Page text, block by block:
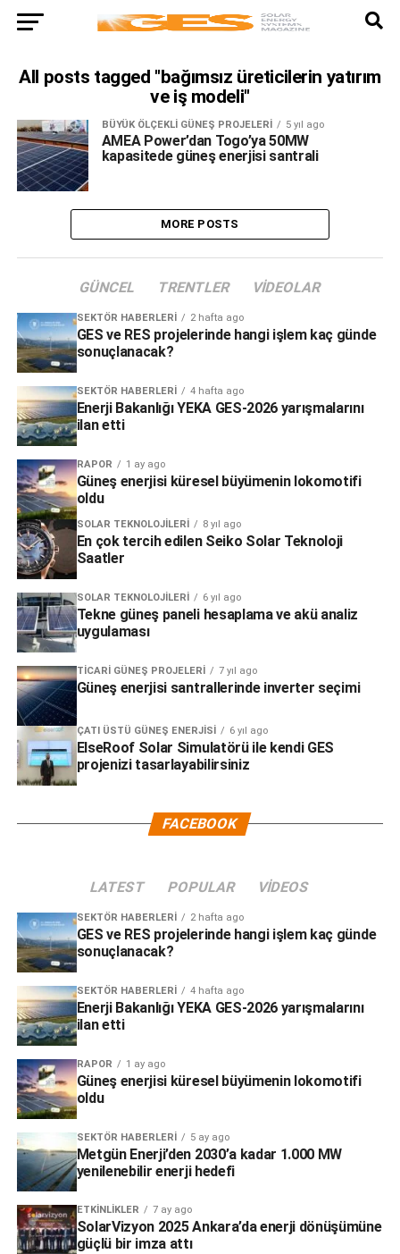
All posts tagged "bağımsız üreticilerin yatırım
ve iş modeli"
BÜYÜK ÖLÇEKLI GÜNEŞ PROJELERI 5 yıl ago
AMEA Power’dan Togo’ya 50MW
kapasitede güneş enerjisi santrali
MORE POSTS
GÜNCEL TRENTLER VIDEOLAR
SEKTÖR HABERLERI 2 hafta ago
GES ve RES projelerinde hangi işlem kaç günde
sonuçlanacak?
SEKTÖR HABERLERI 4 hafta ago
Enerji Bakanlığı YEKA GES-2026 yarışmalarını
ilan etti
RAPOR 1 ay ago
Güneş enerjisi küresel büyümenin lokomotifi
oldu
SOLAR TEKNOLOJILERI 8 yıl ago
En çok tercih edilen Seiko Solar Teknoloji
Saatler
SOLAR TEKNOLOJILERI 6 yıl ago
Tekne güneş paneli hesaplama ve akü analiz
uygulaması
TICARI GÜNEŞ PROJELERI 7 yıl ago
Güneş enerjisi santrallerinde inverter seçimi
ÇATI ÜSTÜ GÜNEŞ ENERJISI 6 yıl ago
ElseRoof Solar Simulatörü ile kendi GES
projenizi tasarlayabilirsiniz
FACEBOOK
LATEST POPULAR VIDEOS
SEKTÖR HABERLERI 2 hafta ago
GES ve RES projelerinde hangi işlem kaç günde
sonuçlanacak?
SEKTÖR HABERLERI 4 hafta ago
Enerji Bakanlığı YEKA GES-2026 yarışmalarını
ilan etti
RAPOR 1 ay ago
Güneş enerjisi küresel büyümenin lokomotifi
oldu
SEKTÖR HABERLERI 5 ay ago
Metgün Enerji’den 2030’a kadar 1.000 MW
yenilenebilir enerji hedefi
ETKINLIKLER 7 ay ago
SolarVizyon 2025 Ankara’da enerji dönüşümüne
güçlü bir imza attı